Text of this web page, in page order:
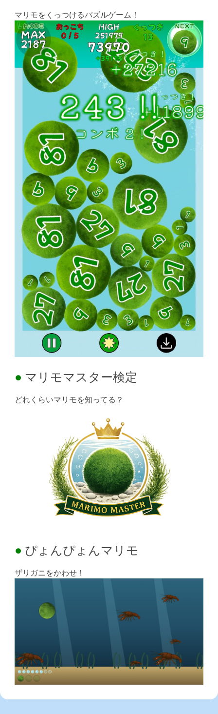
マリモをくっつけるパズルゲーム！
マリモマスター検定
どれくらいマリモを知ってる？
ぴょんぴょんマリモ
ザリガニをかわせ！